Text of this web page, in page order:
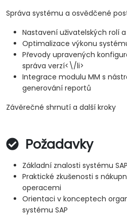
Správa systému a osvědčené
Nastavení uživatelských rolí
Optimalizace výkonu
Převody upravených
správa verzí<\/li>
Integrace modulu MM s
generování reportů
Závěrečné shrnutí a další kroky
Požadavky
Základní znalosti systému SAP
Praktické zkušenosti s
operacemi
Orientaci v konceptech
systému SAP